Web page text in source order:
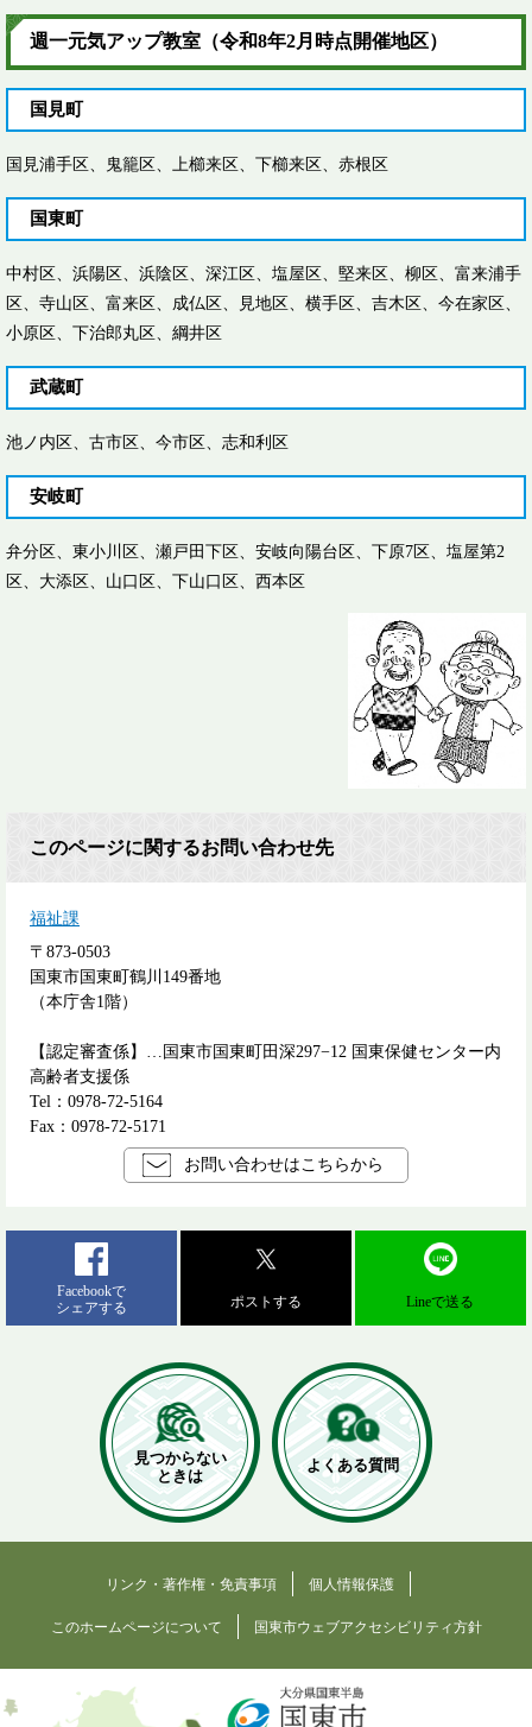
週一元気アップ教室（令和8年2月時点開催地区）
国見町
国見浦手区、鬼籠区、上櫛来区、下櫛来区、赤根区
国東町
中村区、浜陽区、浜陰区、深江区、塩屋区、堅来区、柳区、富来浦手
区、寺山区、富来区、成仏区、見地区、横手区、吉木区、今在家区、
小原区、下治郎丸区、綱井区
武蔵町
池ノ内区、古市区、今市区、志和利区
安岐町
弁分区、東小川区、瀬戸田下区、安岐向陽台区、下原7区、塩屋第2
区、大添区、山口区、下山口区、西本区
このページに関するお問い合わせ先
福祉課
〒873-0503
国東市国東町鶴川149番地
（本庁舎1階）
【認定審査係】…国東市国東町田深297−12 国東保健センター内
高齢者支援係
Tel：0978-72-5164
Fax：0978-72-5171
お問い合わせはこちらから
Facebookで
シェアする
ポストする Lineで送る
見つからない
ときは
よくある質問
リンク・著作権・免責事項 個人情報保護
このホームページについて 国東市ウェブアクセシビリティ方針